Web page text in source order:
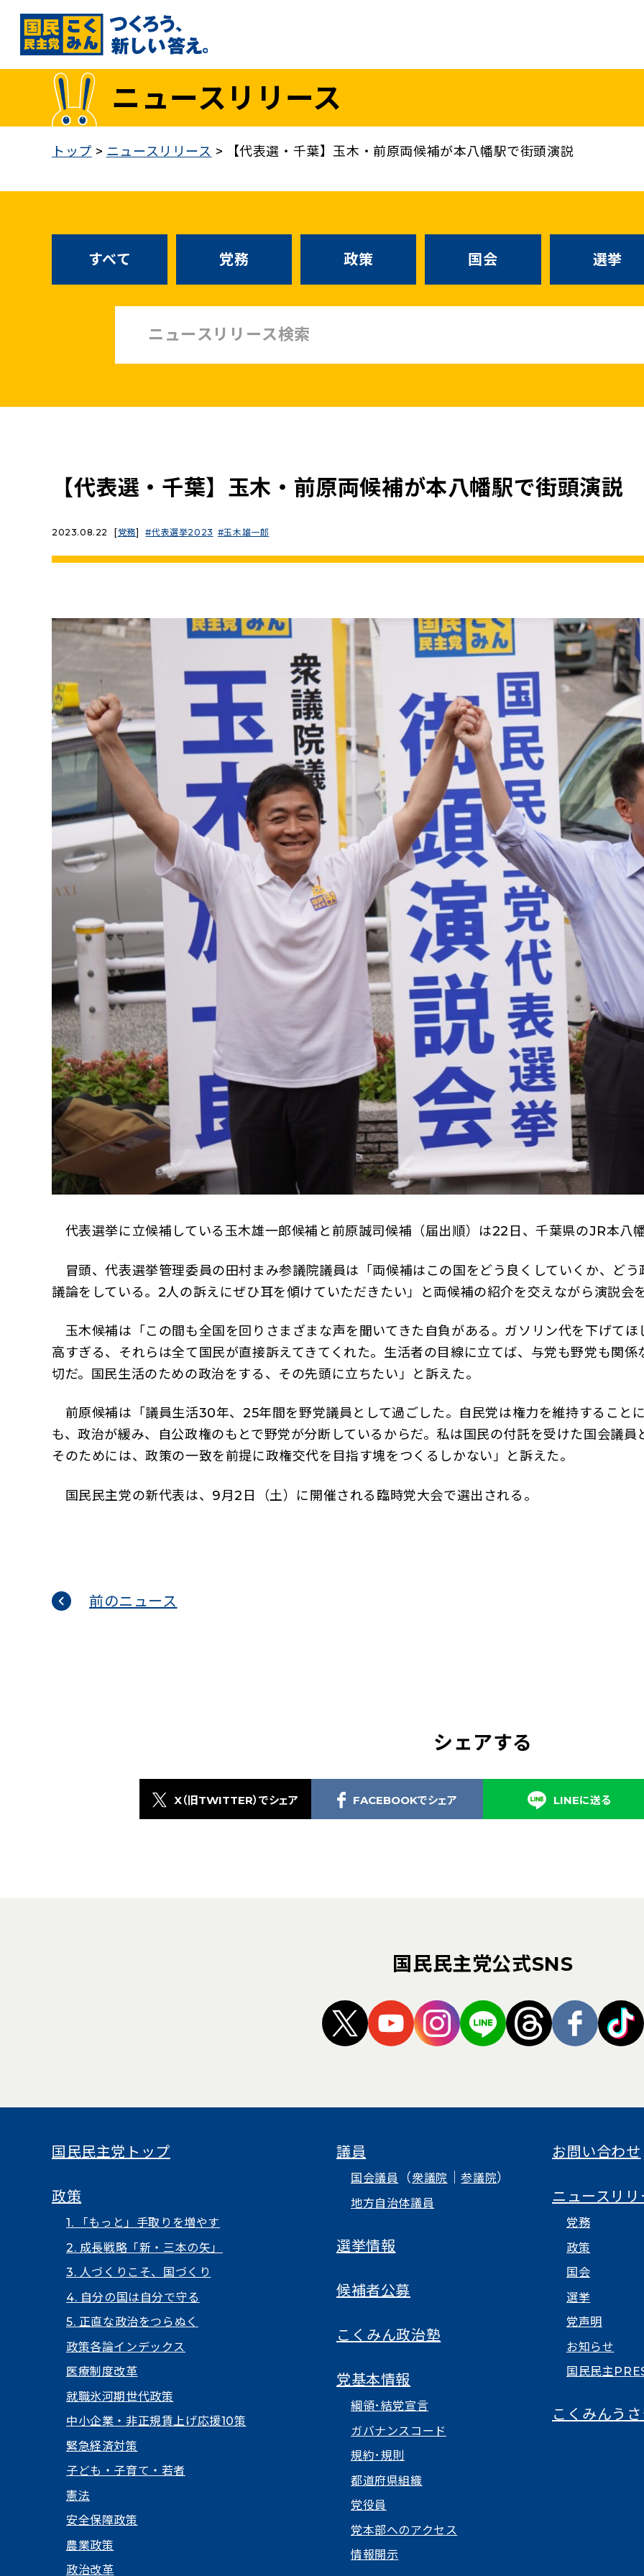
政策
2. 成長戦略「新・三本の矢」
5. 正直な政治をつらぬく
政策各論インデックス
医療制度改革
就職氷河期世代政策
中小企業・非正規賃上げ応援10策
憲法
政治改革
選挙情報
党基本情報
規約･規則
政策
党声明
お知らせ
国民民主
ニュースリリース
トップ > ニュースリリース > 【代表選・千葉】玉木・前原両候補が本八幡駅で街頭演説
すべて 党務 政策 国会 選挙
【代表選・千葉】玉木・前原両候補が本八幡駅で街頭演説
2023.08.22 [党務] 代表選挙2023 玉木雄一郎
代表選挙に立候補している玉木雄一郎候補と前原誠司候補（届出順）は22日、千葉県のJR本八
冒頭、代表選挙管理委員の田村まみ参議院議員は「両候補はこの国をどう良くしていくか、ど
議論をしている。2人の訴えにぜひ耳を傾けていただきたい」と両候補の紹介を交えながら演説会
玉木候補は「この間も全国を回りさまざまな声を聞いてきた自負がある。ガソリン代を下げて
高すぎる、それらは全て国民が直接訴えてきてくれた。生活者の目線に立てば、与党も野党も関
切だ。国民生活のための政治をする、その先頭に立ちたい」と訴えた。
前原候補は「議員生活30年、25年間を野党議員として過ごした。自民党は権力を維持すること
も、政治が緩み、自公政権のもとで野党が分断しているからだ。私は国民の付託を受けた国会議員
そのためには、政策の一致を前提に政権交代を目指す塊をつくるしかない」と訴えた。
国民民主党の新代表は、9月2日（土）に開催される臨時党大会で選出される。
前のニュース
シェアする
X（旧TWITTER）でシェア LINEに送る
FACEBOOKでシェア
国民民主党公式SNS
（新しいタブで開く）
（新しいタブで開く）
（新しいタブで開く）
（新しいタブで開く）
（新しいタブで
（新し
国民民主党トップ
政策
1. 「もっと」手取りを増やす
2. 成長戦略「新・三本の矢」
3. 人づくりこそ、国づくり
4. 自分の国は自分で守る
5. 正直な政治をつらぬく
政策各論インデックス
医療制度改革
就職氷河期世代政策
中小企業・非正規賃上げ応援10策
緊急経済対策
子ども・子育て・若者
憲法
安全保障政策
農業政策
政治改革
議員
国会議員 （衆議院 ｜参議院）
地方自治体議員
選挙情報
候補者公募
こくみん政治塾
党基本情報
綱領･結党宣言
ガバナンスコード
規約･規則
都道府県組織
党役員
党本部へのアクセス
情報開示
お問い合わせ
ニュースリリ
党務
政策
国会
選挙
党声明
お知らせ
国民民主
こくみんう